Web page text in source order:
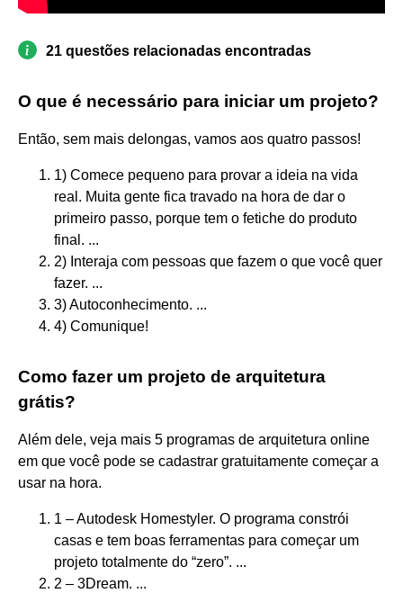
21 questões relacionadas encontradas
O que é necessário para iniciar um projeto?
Então, sem mais delongas, vamos aos quatro passos!
1) Comece pequeno para provar a ideia na vida
real. Muita gente fica travado na hora de dar o
primeiro passo, porque tem o fetiche do produto
final. ...
2) Interaja com pessoas que fazem o que você quer
fazer. ...
3) Autoconhecimento. ...
4) Comunique!
Como fazer um projeto de arquitetura
grátis?
Além dele, veja mais 5 programas de arquitetura online
em que você pode se cadastrar gratuitamente começar a
usar na hora.
1 – Autodesk Homestyler. O programa constrói
casas e tem boas ferramentas para começar um
projeto totalmente do “zero”. ...
2 – 3Dream. ...